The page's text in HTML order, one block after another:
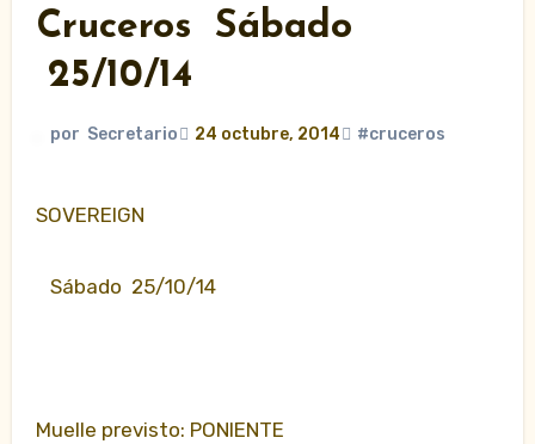
Cruceros Sábado
25/10/14
por Secretario 24 octubre, 2014 #cruceros
SOVEREIGN
Sábado 25/10/14
Muelle previsto: PONIENTE